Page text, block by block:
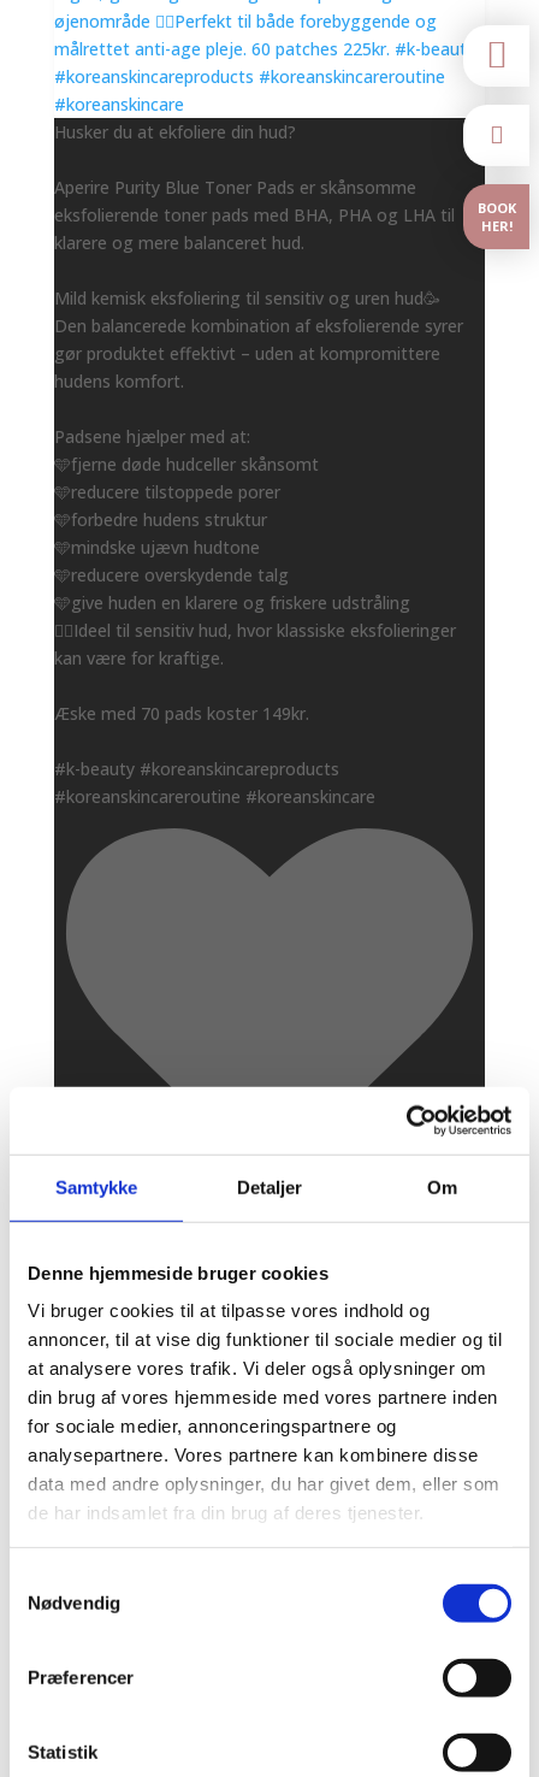
Samtykke Detaljer Om
Denne hjemmeside bruger cookies
Vi bruger cookies til at tilpasse vores indhold og
annoncer, til at vise dig funktioner til sociale medier og til
at analysere vores trafik. Vi deler også oplysninger om
din brug af vores hjemmeside med vores partnere inden
for sociale medier, annonceringspartnere og
analysepartnere. Vores partnere kan kombinere disse
data med andre oplysninger, du har givet dem, eller som
de har indsamlet fra din brug af deres tjenester.
Nødvendig
Præferencer
Statistik
Husker du at ekfoliere din hud?
Aperire Purity Blue Toner Pads er skånsomme
eksfolierende toner pads med BHA, PHA og LHA til
klarere og mere balanceret hud.
Mild kemisk eksfoliering til sensitiv og uren hud🥳
Den balancerede kombination af eksfolierende syrer
gør produktet effektivt – uden at kompromittere
hudens komfort.
Padsene hjælper med at:
🩵fjerne døde hudceller skånsomt
🩵reducere tilstoppede porer
🩵forbedre hudens struktur
🩵mindske ujævn hudtone
🩵reducere overskydende talg
🩵give huden en klarere og friskere udstråling
👌🏻Ideel til sensitiv hud, hvor klassiske eksfolieringer
kan være for kraftige.
Æske med 70 pads koster 149kr.
#k-beauty #koreanskincareproducts
#koreanskincareroutine #koreanskincare
3
Open post by beauty.by.m.dk with ID


BOOK
HER!